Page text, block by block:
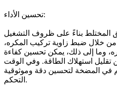
تحسين الأداء:
المختلط بناءً على ظروف التشغيل
من خلال ضبط زاوية تركيب المكره،
وما إلى ذلك، يمكن تحسين كفاءة
استهلاك الطاقة. وفي الوقت
في المضخة لتحسين دقة وموثوقية
التحكم.